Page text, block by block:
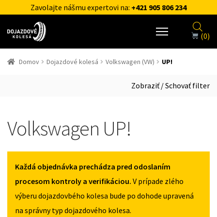
Zavolajte nášmu expertovi na: +421 905 806 234
(0)
Domov Dojazdové kolesá Volkswagen (VW) UP!
Zobraziť / Schovať filter
Volkswagen UP!
Každá objednávka prechádza pred odoslaním
procesom kontroly a verifikáciou. V prípade zlého
výberu dojazdovbého kolesa bude po dohode upravená
na správny typ dojazdového kolesa.